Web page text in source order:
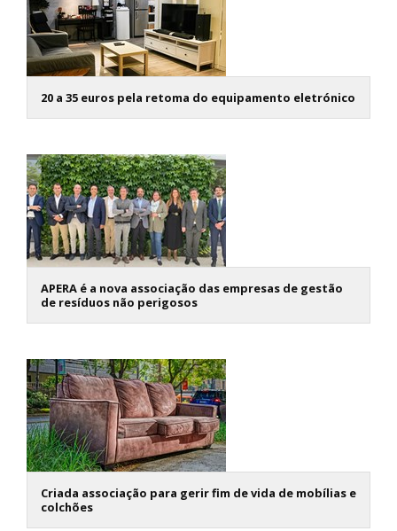
20 a 35 euros pela retoma do equipamento eletrónico
APERA é a nova associação das empresas de gestão
de resíduos não perigosos
Criada associação para gerir fim de vida de mobílias e
colchões